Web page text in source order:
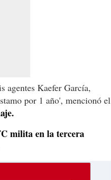
agentes Kaefer García,
por 1 año', mencionó el
milita en la tercera